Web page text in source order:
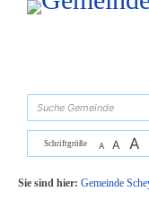
Zum Inhalt, zur Navigation
Schriftgröße A A A
Sie sind hier: Gemeinde